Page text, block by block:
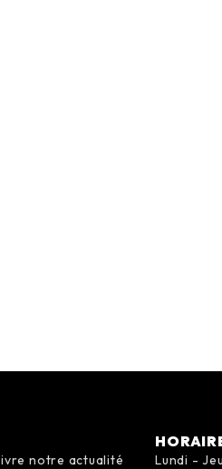
notre actualité
Lundi -